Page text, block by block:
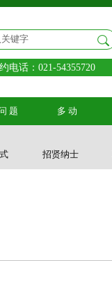
电话：021-54355720
题 多动
招贤纳士